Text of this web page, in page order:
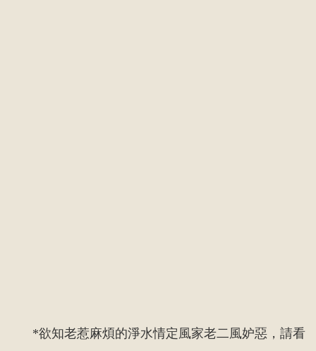
*欲知老惹麻煩的淨水情定風家老二風妒惡，請看